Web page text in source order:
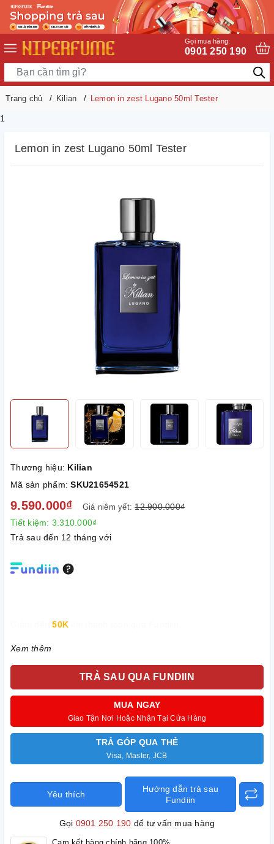
Gọi mua hàng:
0901 250 190
Trang chủ Kilian Lemon in zest Lugano 50ml Tester
1
Lemon in zest Lugano 50ml Tester
Thương hiệu: Kilian
Mã sản phẩm:SKU21654521
9.590.000₫ Giá niêm yết:12.900.000₫
Tiết kiệm: 3.310.000₫
Trả sau đến 12 tháng với
50K
Xem thêm
TRẢ SAU QUA FUNDIIN
MUA NGAY
Giao Tận Nơi Hoặc Nhận Tại Cửa Hàng
TRẢ GÓP QUA THẺ
Visa, Master, JCB
Yêu thích
Hướng dẫn trả sau
Fundiin
Gọi 0901 250 190 để tư vấn mua hàng